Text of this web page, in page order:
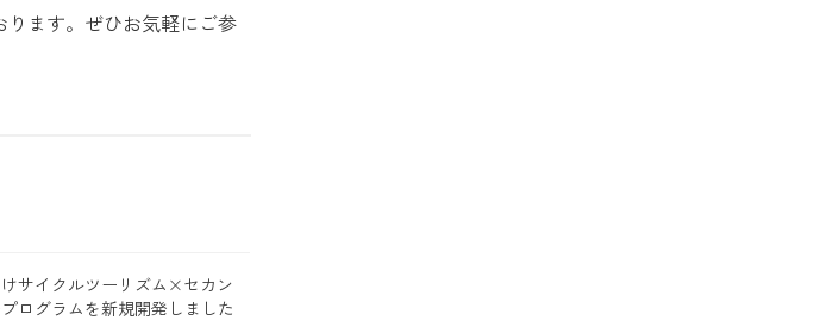
ます。ぜひお気軽にご参
サイクルツーリズム×セカン
ログラムを新規開発しました